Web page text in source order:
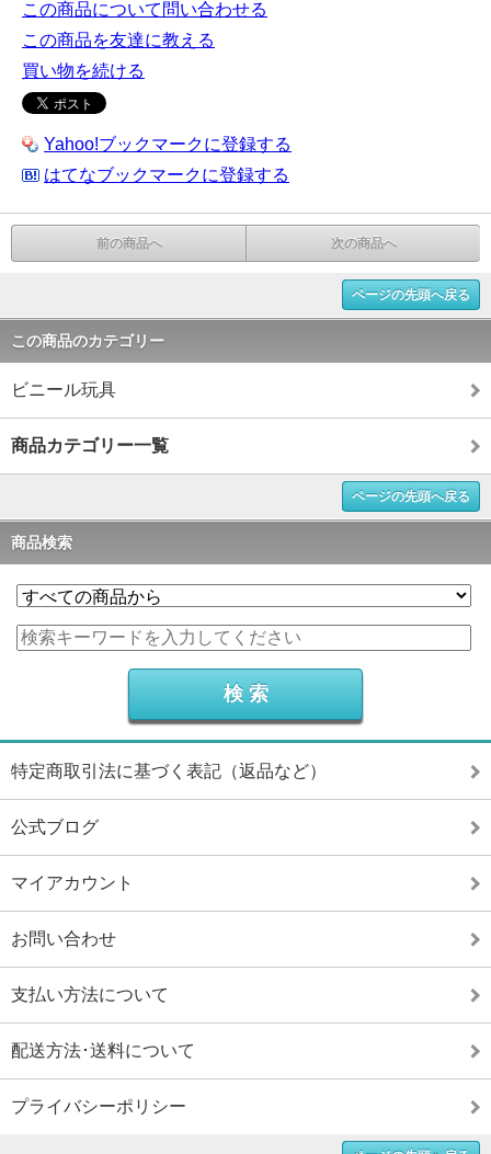
この商品について問い合わせる
この商品を友達に教える
買い物を続ける
Yahoo!ブックマークに登録する
はてなブックマークに登録する
前の商品へ 次の商品へ
ページの先頭へ戻る
この商品のカテゴリー
ビニール玩具
商品カテゴリー一覧
ページの先頭へ戻る
商品検索
特定商取引法に基づく表記（返品など）
公式ブログ
マイアカウント
お問い合わせ
支払い方法について
配送方法･送料について
プライバシーポリシー